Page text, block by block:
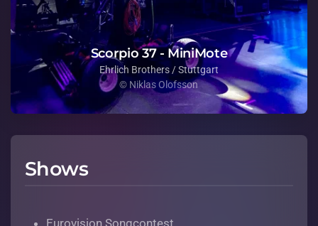
Scorpio 37 - MiniMote
Ehrlich Brothers / Stuttgart
© Niklas Olofsson
Shows
Eurovision Songcontest